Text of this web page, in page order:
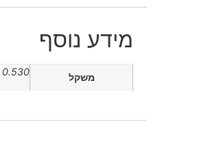
מידע נוסף
משקל 0.530 ק"ג